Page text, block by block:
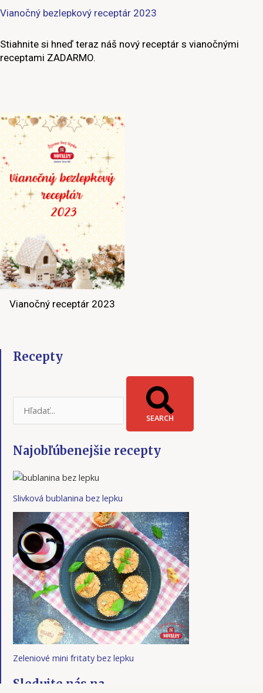
Vianočný bezlepkový receptár 2023
Stiahnite si hneď teraz náš nový receptár s vianočnými
receptami ZADARMO.
Vianočný receptár 2023
Recepty
SEARCH
Najobľúbenejšie recepty
Slivková bublanina bez lepku
Zeleniové mini fritaty bez lepku
Sledujte nás na